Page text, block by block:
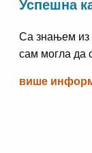
Успешна
Са знањем из
сам могла да
више